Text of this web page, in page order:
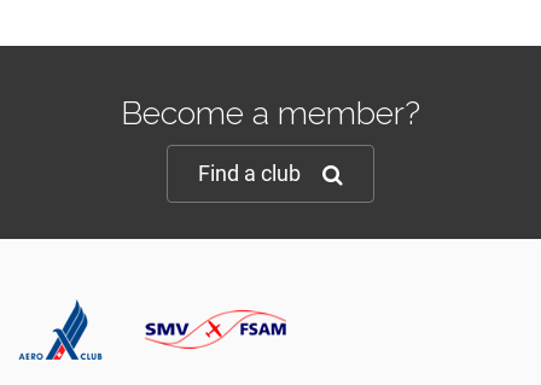
Become a member?
Find a club